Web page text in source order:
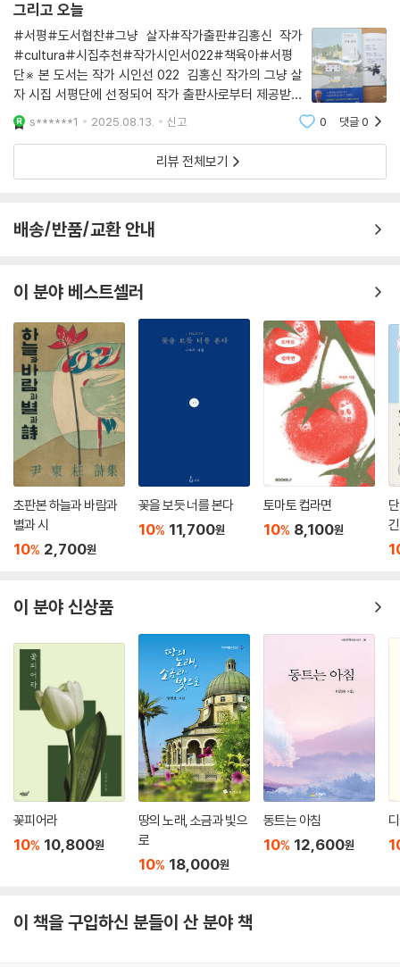
겨울 된서리는
몸속에서 사랑타령하고
가을 당단풍
가슴 밑바닥에 인생을 쌓고
여름 폭풍우는
다리 밑에서 사랑을 줍고
봄날 꽃까지
지더라 / 켜켜이 늘어 붙은 / 애착은 가소롭고 / 사람은 본디 짐승이었다더
라 / 참사랑과 따스한 용서와 자유를 누리기에 / 사람이 되었다 하더라
- 「사람으로 태어나 무엇을 남길 텐가」 부분
이 시의 서두에서 시인은 ‘인생은 짧은데 흔들리며 산 세월은 왜 그리 길었
는가’라고 탄식한다. 더불어 ‘사람은 본디 짐승’이었으나 ‘참사랑과 따스한
용서와 자유’로 인하여 사람이 되었다고 술회한다. 이렇게 보면 그가 품고
있는 인생관은 언제나 가치지향적이고 순방향적이며, 동시에 그러한 사유
가 시로 발현되고 있다.
문학은 영혼의 상처를 / 향기로 바꾸는 인간학이지요 / 시인은 영혼의 상
처를 / 꽃 대궐로 만드는 예술가죠
랜 세월을 두고 시인에게 하나의 화석이 된 문학관으로 보인다. 그러할 때
그의 시가 표상하는 인간 곧 ‘살아있는 사람’은, 기적의 주체요 천지간을 가
로지르는 가장 소중한 존재로 격상된다. 시인이 상상력을 운행하는 공간이
이렇게 넓고 자유로운 연유는, 어쩌면 소설의 주박(呪縛)을 벗어난 시의
강세로부터 말미암았을 것이다.
삶의 질곡을 넘어선 경륜과 인간애
인생 행로에서 한 사람이 보여줄 수 있는 경륜의 크기는, 그의 경험은 물론
그 사람됨의 수준에 연동되어 있다. 큰 포부를 가지고 어떤 일을 조직적으
로 계획하거나 그렇게 세상을 관리하는 일을 경륜이라고 한다면, 이는 김
양한다. 사람이 죽으면 ‘영혼은 별’이 된다는 믿음(「사람의 고향은 별이
그리고 무게를 잴 수 없는 ‘내 인생의 오로라’에 대한 달관(「하늘을 닮은 눈
빛」) 등이 이 시집의 2부에서 볼 수 있는 구체적 사례가 된다.
지나 보면 안다 고통이 추억인 걸 / 불행해지면 안다 아주 작은 게 행복인
걸 / 죽음이 닥치면 안다 내가 세상의 주인인 걸
- 「겪어보면 안다」 부분
‘겪어보면 안다’라는 시의 제목은 지금 여기에까지 이른 결과론적 평가에
해당하지만, 여기에는 두 가지 전제 조건이 있다. 하나는 지금 이전의 어려
움이나 아픔에 대한 체험이요, 다른 하나는 이제 그것을 넘어설 수 있는 의
지와 그로 인한 새로운 진전에의 확신이다. 인용의 시는 여기서 과거와 현
그리고 오늘
#서평#도서협찬#그냥 살자#작가출판#김홍신 작가
#cultura#시집추천#작가시인서022#책육아#서평
단※ 본 도서는 작가 시인선 022 김홍신 작가의 그냥 살
자 시집 서평단에 선정되어 작가 출판사로부터 제공받았
습니다1.책 제목 : 그냥 살자2.서평 제목 : 그리고 오늘3.저
자 : 김홍신4.출판사 : 작가5.책 도착 : 2025.7.29.6.다 읽
은 날짜:2025.8.1.7.감동을 나누고픈 시ㅡp.18.사람은 지
s******1 2025.08.13. 신고 0 댓글0
리뷰 전체보기
배송/반품/교환 안내
이 분야 베스트셀러
초판본 하늘과 바람과
별과 시
10% 2,700원
꽃을 보듯 너를 본다
10% 11,700원
토마토 컵라면
10% 8,100원
이 분야 신상품
꽃피어라
10% 10,800원
땅의 노래, 소금과 빛으
로
10% 18,000원
동트는 아침
10% 12,600원
이 책을 구입하신 분들이 산 분야 책